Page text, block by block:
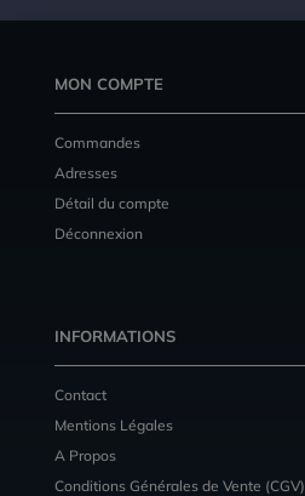
MON COMPTE
Commandes
Adresses
Détail du compte
Déconnexion
INFORMATIONS
Contact
Mentions Légales
A Propos
Conditions Générales de Vente (CGV)